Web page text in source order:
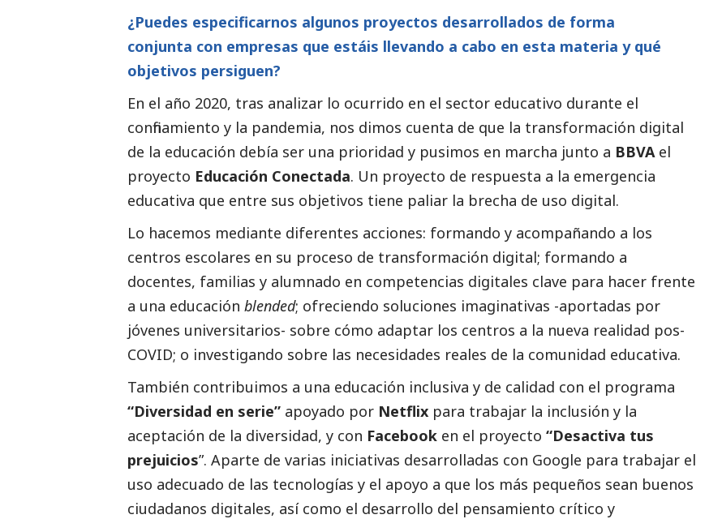
¿Puedes especificarnos algunos proyectos desarrollados de forma
conjunta con empresas que estáis llevando a cabo en esta materia y qué
objetivos persiguen?
En el año 2020, tras analizar lo ocurrido en el sector educativo durante el
confinamiento y la pandemia, nos dimos cuenta de que la transformación digital
de la educación debía ser una prioridad y pusimos en marcha junto a BBVA el
proyecto Educación Conectada. Un proyecto de respuesta a la emergencia
educativa que entre sus objetivos tiene paliar la brecha de uso digital.
Lo hacemos mediante diferentes acciones: formando y acompañando a los
centros escolares en su proceso de transformación digital; formando a
docentes, familias y alumnado en competencias digitales clave para hacer frente
a una educación blended; ofreciendo soluciones imaginativas -aportadas por
jóvenes universitarios- sobre cómo adaptar los centros a la nueva realidad pos-
COVID; o investigando sobre las necesidades reales de la comunidad educativa.
También contribuimos a una educación inclusiva y de calidad con el programa
“Diversidad en serie” apoyado por Netflix para trabajar la inclusión y la
aceptación de la diversidad, y con Facebook en el proyecto “Desactiva tus
prejuicios”. Aparte de varias iniciativas desarrolladas con Google para trabajar el
uso adecuado de las tecnologías y el apoyo a que los más pequeños sean buenos
ciudadanos digitales, así como el desarrollo del pensamiento crítico y